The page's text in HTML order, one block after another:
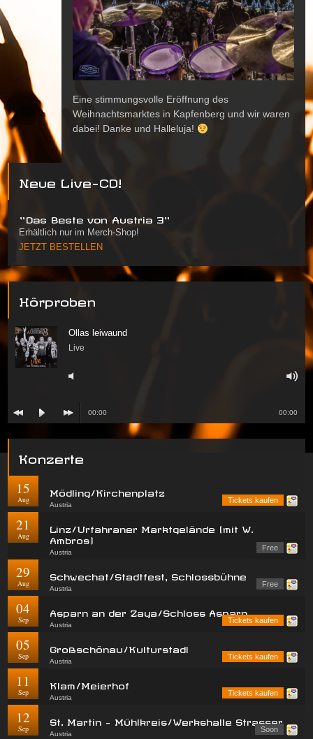
Eine stimmungsvolle Eröffnung des
Weihnachtsmarktes in Kapfenberg und wir waren
dabei! Danke und Halleluja!
Neue Live-CD!
"Das Beste von Austria 3"
Erhältlich nur im Merch-Shop!
JETZT BESTELLEN
Hörproben
Ollas leiwaund
Live
00:00 00:00
Konzerte
15
Aug
Mödling/Kirchenplatz
Austria
Tickets kaufen
21
Aug
Linz/Urfahraner Marktgelände (mit W.
Ambros)
Austria
Free
29
Aug
Schwechat/Stadtfest, Schlossbühne
Austria
Free
04
Sep
Asparn an der Zaya/Schloss Asparn
Austria
Tickets kaufen
05
Sep
Großschönau/Kulturstadl
Austria
Tickets kaufen
11
Sep
Klam/Meierhof
Austria
Tickets kaufen
12
Sep
St. Martin - Mühlkreis/Werkshalle Strasser
Austria
Soon